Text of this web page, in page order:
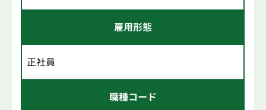
雇用形態
正社員
職種コード